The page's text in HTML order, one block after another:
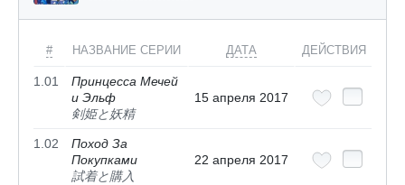
# НАЗВАНИЕ СЕРИИ ДАТА ДЕЙСТВИЯ
1.01
Принцесса Мечей
и Эльф
剣姫と妖精
15 апреля 2017
1.02
Поход За
Покупками
試着と購入
22 апреля 2017